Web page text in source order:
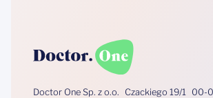
Doctor One Sp. z o.o. Czackiego 19/1 00-